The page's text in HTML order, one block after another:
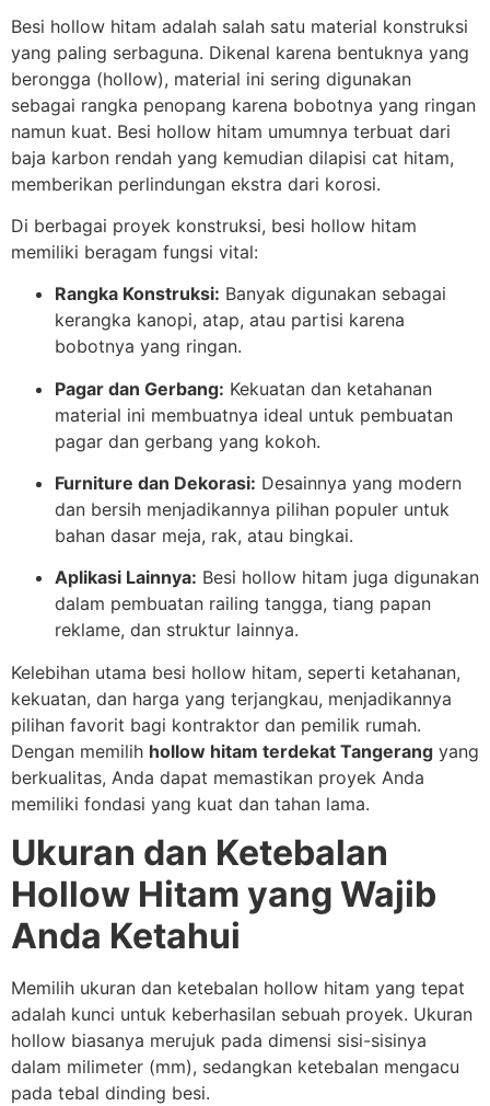
Besi hollow hitam adalah salah satu material konstruksi
yang paling serbaguna. Dikenal karena bentuknya yang
berongga (hollow), material ini sering digunakan
sebagai rangka penopang karena bobotnya yang ringan
namun kuat. Besi hollow hitam umumnya terbuat dari
baja karbon rendah yang kemudian dilapisi cat hitam,
memberikan perlindungan ekstra dari korosi.
Di berbagai proyek konstruksi, besi hollow hitam
memiliki beragam fungsi vital:
Rangka Konstruksi: Banyak digunakan sebagai
kerangka kanopi, atap, atau partisi karena
bobotnya yang ringan.
Pagar dan Gerbang: Kekuatan dan ketahanan
material ini membuatnya ideal untuk pembuatan
pagar dan gerbang yang kokoh.
Furniture dan Dekorasi: Desainnya yang modern
dan bersih menjadikannya pilihan populer untuk
bahan dasar meja, rak, atau bingkai.
Aplikasi Lainnya: Besi hollow hitam juga digunakan
dalam pembuatan railing tangga, tiang papan
reklame, dan struktur lainnya.
Kelebihan utama besi hollow hitam, seperti ketahanan,
kekuatan, dan harga yang terjangkau, menjadikannya
pilihan favorit bagi kontraktor dan pemilik rumah.
Dengan memilih hollow hitam terdekat Tangerang yang
berkualitas, Anda dapat memastikan proyek Anda
memiliki fondasi yang kuat dan tahan lama.
Ukuran dan Ketebalan
Hollow Hitam yang Wajib
Anda Ketahui
Memilih ukuran dan ketebalan hollow hitam yang tepat
adalah kunci untuk keberhasilan sebuah proyek. Ukuran
hollow biasanya merujuk pada dimensi sisi-sisinya
dalam milimeter (mm), sedangkan ketebalan mengacu
pada tebal dinding besi.